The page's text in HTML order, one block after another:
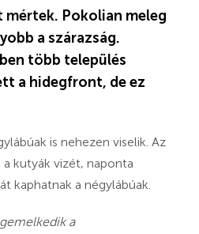
mértek. Pokolian meleg
a szárazság.
több település
a hidegfront, de ez
is nehezen viselik. Az
kutyák vizét, naponta
kaphatnak a négylábúak.
a